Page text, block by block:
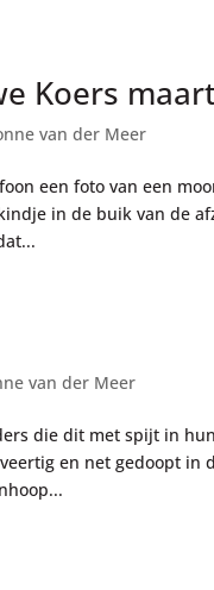
Koers
van der Meer
een foto van een
in de buik van de
van der Meer
die dit met spijt in
en net gedoopt